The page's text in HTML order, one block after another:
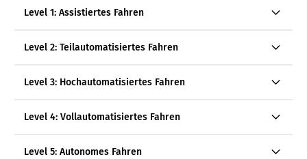
Level 1: Assistiertes Fahren
Level 2: Teilautomatisiertes Fahren
Level 3: Hochautomatisiertes Fahren
Level 4: Vollautomatisiertes Fahren
Level 5: Autonomes Fahren